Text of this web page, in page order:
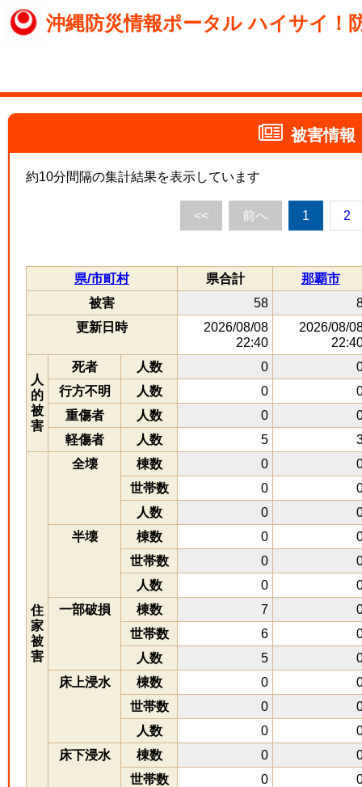
沖縄防災情報ポータル ハイサイ！
被害情報
約10分間隔の集計結果を表示しています
<< 前へ 1 2
県/市町村 県合計
那覇市
被害
58
更新日時
2026/08/08
22:40
2026/08/
人
的
被
害
死者 人数 0
行方不明
人数 0
重傷者
人数 0
軽傷者
人数 5
住
家
被
害
全壊 棟数 0
世帯数
0
人数
0
半壊
棟数 0
世帯数
0
人数
0
一部破損
棟数 7
世帯数
6
人数
5
床上浸水
棟数 0
世帯数
0
人数
0
床下浸水
棟数 0
世帯数
0